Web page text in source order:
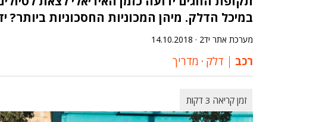
במיכל הדלק. מיהן המכוניות החסכוניות ביותר? יד2 עם המידע
מערכת אתר יד2 · 14.10.2018
רכב דלק ‧ מדריך